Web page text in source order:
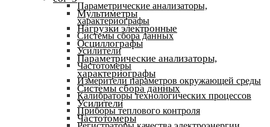
Параметрические анализаторы,
характериографы
Системы сбора данных
Усилители
Частотомеры
Измерители параметров окружающей среды
Калибраторы технологических процессов
Приборы теплового контроля
Мультиметры
Нагрузки электронные
Осциллографы
Параметрические анализаторы,
характериографы
Системы сбора данных
Усилители
Частотомеры